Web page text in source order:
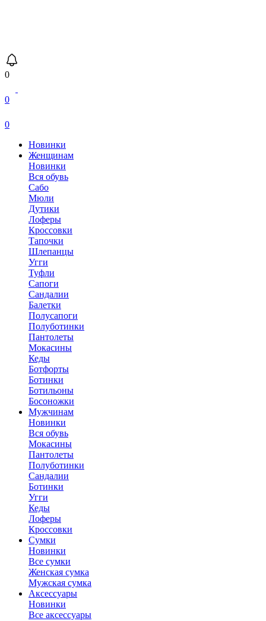
0
0
0
Новинки
Женщинам
Новинки
Вся обувь
Сабо
Мюли
Дутики
Лоферы
Кроссовки
Тапочки
Шлепанцы
Угги
Туфли
Сапоги
Сандалии
Балетки
Полусапоги
Полуботинки
Пантолеты
Мокасины
Кеды
Ботфорты
Ботинки
Ботильоны
Босоножки
Мужчинам
Новинки
Вся обувь
Мокасины
Пантолеты
Полуботинки
Сандалии
Ботинки
Угги
Кеды
Лоферы
Кроссовки
Сумки
Новинки
Все сумки
Женская сумка
Мужская сумка
Аксессуары
Новинки
Все аксессуары